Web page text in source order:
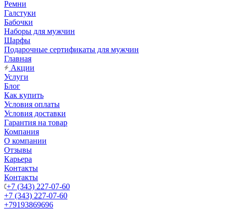
Ремни
Галстуки
Бабочки
Наборы для мужчин
Шарфы
Подарочные сертификаты для мужчин
Главная
Акции
Услуги
Блог
Как купить
Условия оплаты
Условия доставки
Гарантия на товар
Компания
О компании
Отзывы
Карьера
Контакты
Контакты
+7 (343) 227-07-60
+7 (343) 227-07-60
+79193869696